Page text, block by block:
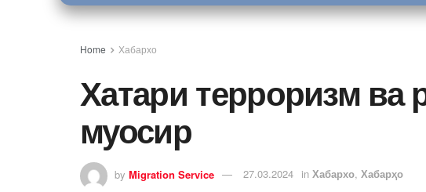
Home Хабархо
Хатари терроризм ва
муосир
by Migration Service 27.03.2024 in Хабархо, Хабарҳо